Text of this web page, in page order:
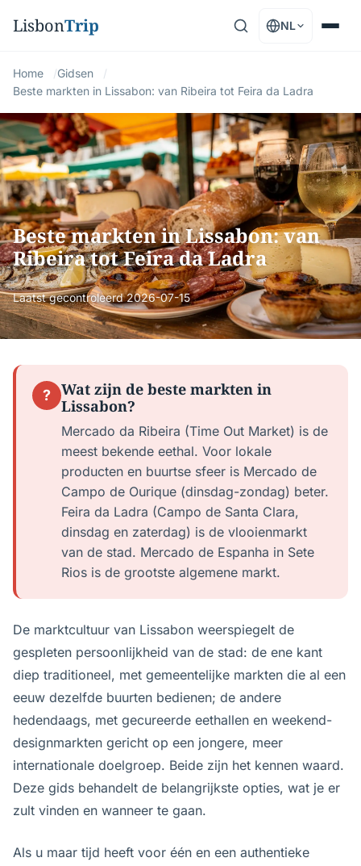
LisbonTrip NL
Home
Gidsen
Beste markten in Lissabon: van Ribeira tot Feira da Ladra
Beste markten in Lissabon: van
Ribeira tot Feira da Ladra
Laatst gecontroleerd2026-07-15
?
Wat zijn de beste markten in
Lissabon?
Mercado da Ribeira (Time Out Market) is de
meest bekende eethal. Voor lokale
producten en buurtse sfeer is Mercado de
Campo de Ourique (dinsdag-zondag) beter.
Feira da Ladra (Campo de Santa Clara,
dinsdag en zaterdag) is de vlooienmarkt
van de stad. Mercado de Espanha in Sete
Rios is de grootste algemene markt.
De marktcultuur van Lissabon weerspiegelt de
gespleten persoonlijkheid van de stad: de ene kant
diep traditioneel, met gemeentelijke markten die al een
eeuw dezelfde buurten bedienen; de andere
hedendaags, met gecureerde eethallen en weekend-
designmarkten gericht op een jongere, meer
internationale doelgroep. Beide zijn het kennen waard.
Deze gids behandelt de belangrijkste opties, wat je er
zult vinden en wanneer te gaan.
Als u maar tijd heeft voor één en een authentieke